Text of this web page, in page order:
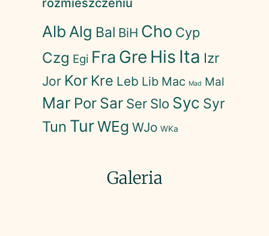
rozmieszczeniu
Alb Alg Bal BiH Cho Cyp
Czg Egi Fra Gre His Ita Izr
Jor Kor Kre Leb Lib Mac Mad Mal
Mar Por Sar Ser Slo Syc Syr
Tun TurWEg WJo WKa
Galeria